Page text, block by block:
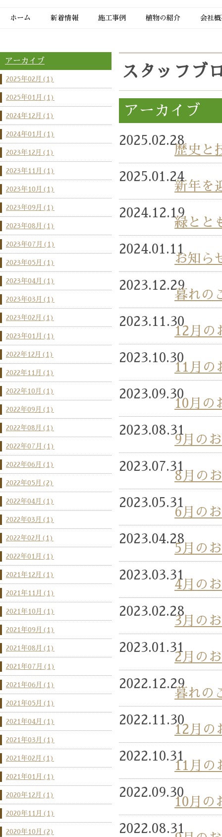
ホーム 新着情報 施工事例 植物の紹介 会社
スタッフブ
アーカイブ
2025.02.28
歴史と
2025.01.24
新年を
2024.12.19
緑とと
2024.01.11
お知ら
2023.12.29
暮れの
2023.11.30
12月の
2023.10.30
11月の
2023.09.30
10月の
2023.08.31
9月の
2023.07.31
8月の
2023.05.31
6月の
2023.04.28
5月の
2023.03.31
4月の
2023.02.28
3月の
2023.01.31
2月の
2022.12.29
暮れの
2022.11.30
12月の
2022.10.31
11月の
2022.09.30
10月の
2022.08.31
アーカイブ
2025年02月(1)
2025年01月(1)
2024年12月(1)
2024年01月(1)
2023年12月(1)
2023年11月(1)
2023年10月(1)
2023年09月(1)
2023年08月(1)
2023年07月(1)
2023年05月(1)
2023年04月(1)
2023年03月(1)
2023年02月(1)
2023年01月(1)
2022年12月(1)
2022年11月(1)
2022年10月(1)
2022年09月(1)
2022年08月(1)
2022年07月(1)
2022年06月(1)
2022年05月(2)
2022年04月(1)
2022年03月(1)
2022年02月(1)
2022年01月(1)
2021年12月(1)
2021年11月(1)
2021年10月(1)
2021年09月(1)
2021年08月(1)
2021年07月(1)
2021年06月(1)
2021年05月(1)
2021年04月(1)
2021年03月(1)
2021年02月(1)
2021年01月(1)
2020年12月(1)
2020年11月(1)
2020年10月(2)